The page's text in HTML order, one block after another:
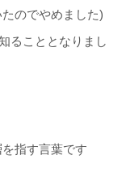
のでやめました)
ることとなりまし
指す言葉です